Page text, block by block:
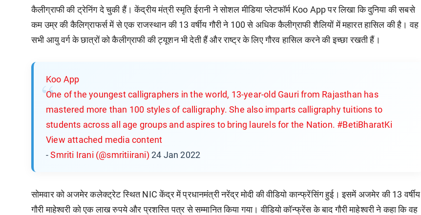
कैलीग्राफी की ट्रेनिंग दे चुकी हैं। केंद्रीय मंत्री स्मृति ईरानी ने सोशल मीडिया प्लेटफॉर्म Koo App पर लिखा कि दुनिया की सबसे
कम उम्र की कैलिग्राफर्स में से एक राजस्थान की 13 वर्षीय गौरी ने 100 से अधिक कैलीग्राफी शैलियों में महारत हासिल की है। वह
सभी आयु वर्ग के छात्रों को कैलीग्राफी की ट्यूशन भी देती हैं और राष्ट्र के लिए गौरव हासिल करने की इच्छा रखती हैं।
Koo App
One of the youngest calligraphers in the world, 13-year-old Gauri from Rajasthan has
mastered more than 100 styles of calligraphy. She also imparts calligraphy tuitions to
students across all age groups and aspires to bring laurels for the Nation. #BetiBharatKi
View attached media content
-Smriti Irani (@smritiirani) 24 Jan 2022
सोमवार को अजमेर कलेक्ट्रेट स्थित NIC केंद्र में प्रधानमंत्री नरेंद्र मोदी की वीडियो कान्फ्रेंसिंग हुई। इसमें अजमेर की 13 वर्षीय
गौरी माहेश्वरी को एक लाख रुपये और प्रशस्ति पत्र से सम्मानित किया गया। वीडियो कॉन्फ्रेंस के बाद गौरी माहेश्वरी ने कहा कि वह